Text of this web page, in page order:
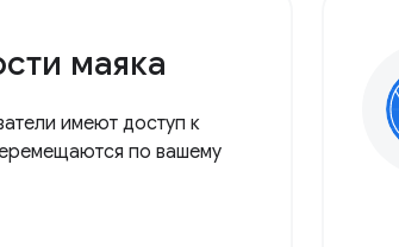
маяка
имеют доступ к
по вашему